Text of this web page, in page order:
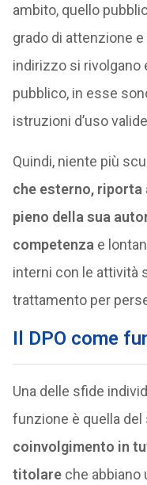
ambito, quello
grado di attenzione
indirizzo si rivolgano
pubblico, in esse
istruzioni d’uso
Quindi, niente più
che esterno, riporta
pieno della sua
competenza e
interni con le attività
trattamento per
Il DPO come
Una delle sfide
funzione è quella del
coinvolgimento in
titolareche abbiano